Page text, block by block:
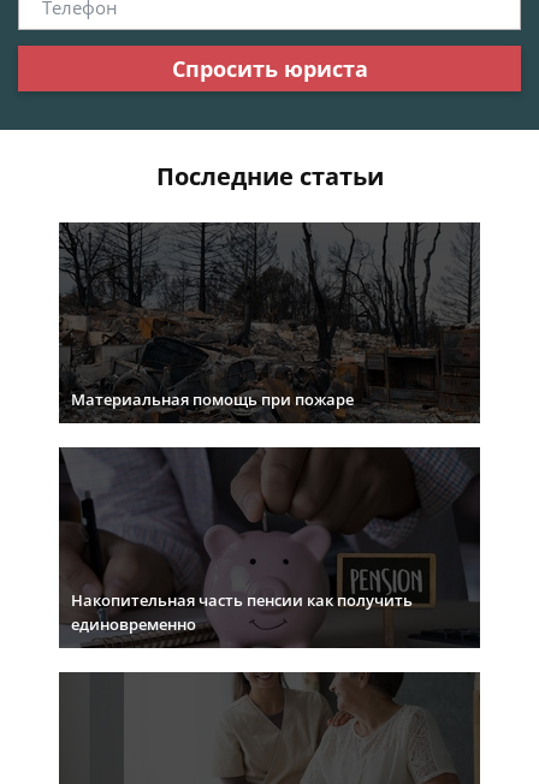
Спросить юриста
Последние статьи
Материальная помощь при пожаре
Накопительная часть пенсии как получить
единовременно